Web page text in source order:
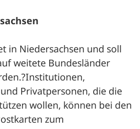
in Niedersachsen und soll
weitete Bundesländer
Privatpersonen, die die
wollen, können bei den
zum